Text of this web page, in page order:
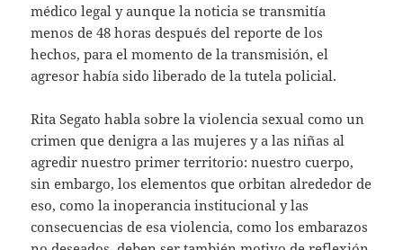
médico legal y aunque la noticia se transmitía
menos de 48 horas después del reporte de los
hechos, para el momento de la transmisión, el
agresor había sido liberado de la tutela policial.
Rita Segato habla sobre la violencia sexual como un
crimen que denigra a las mujeres y a las niñas al
agredir nuestro primer territorio: nuestro cuerpo,
sin embargo, los elementos que orbitan alrededor de
eso, como la inoperancia institucional y las
consecuencias de esa violencia, como los embarazos